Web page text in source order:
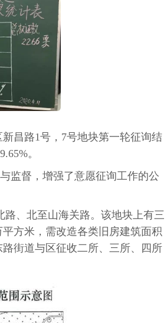
昌路1号，7号地块第一轮征询结
。
监督，增强了意愿征询工作的公
、北至山海关路。该地块上有三
平方米，需改造各类旧房建筑面积
街道与区征收二所、三所、四所